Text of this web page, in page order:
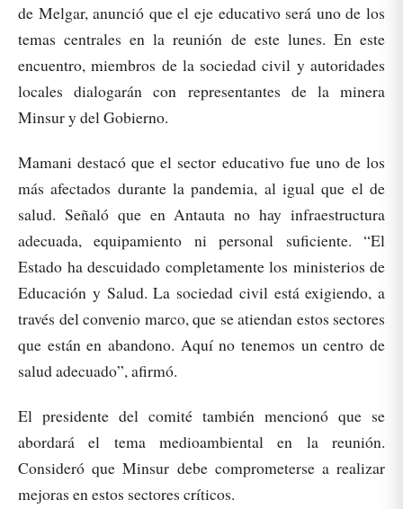
de Melgar, anunció que el eje educativo será uno de los
temas centrales en la reunión de este lunes. En este
encuentro, miembros de la sociedad civil y autoridades
locales dialogarán con representantes de la minera
Minsur y del Gobierno.
Mamani destacó que el sector educativo fue uno de los
más afectados durante la pandemia, al igual que el de
salud. Señaló que en Antauta no hay infraestructura
adecuada, equipamiento ni personal suficiente. “El
Estado ha descuidado completamente los ministerios de
Educación y Salud. La sociedad civil está exigiendo, a
través del convenio marco, que se atiendan estos sectores
que están en abandono. Aquí no tenemos un centro de
salud adecuado”, afirmó.
El presidente del comité también mencionó que se
abordará el tema medioambiental en la reunión.
Consideró que Minsur debe comprometerse a realizar
mejoras en estos sectores críticos.